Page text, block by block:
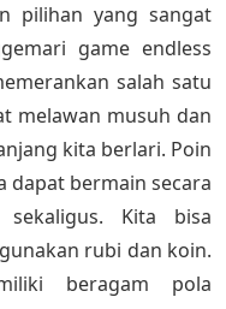
pilihan yang sangat
game endless
salah satu
melawan musuh dan
kita berlari. Poin
dapat bermain secara
Kita bisa
rubi dan koin.
beragam pola